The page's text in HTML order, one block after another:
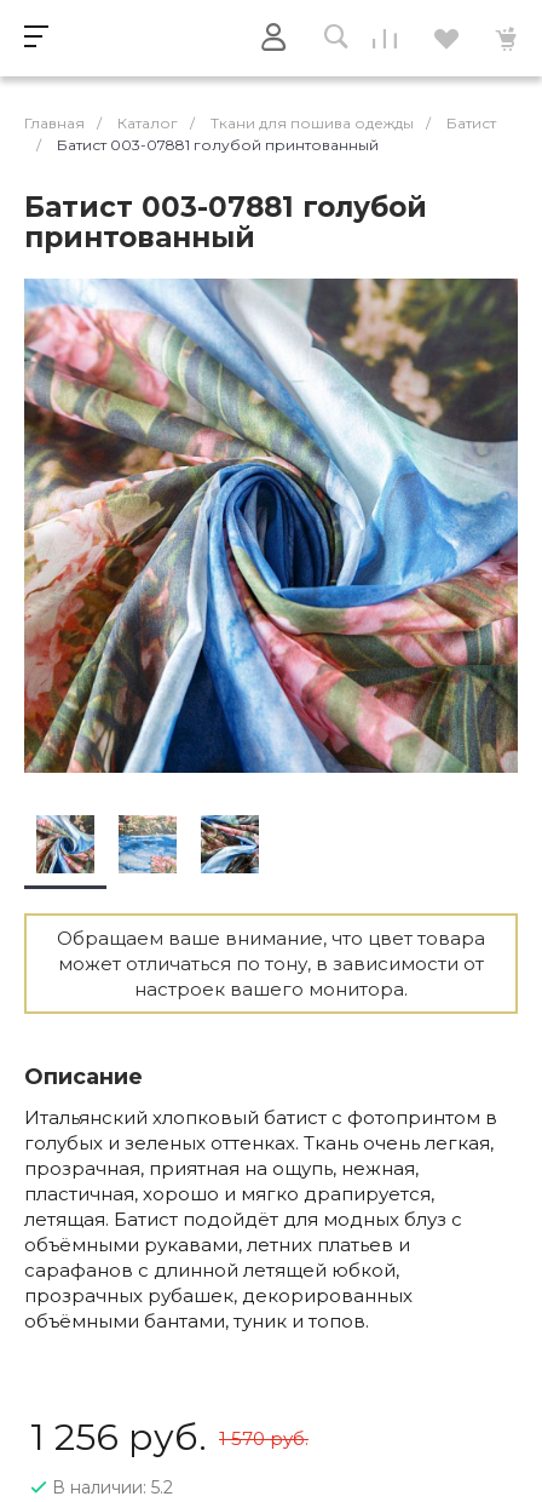
Главная / Каталог / Ткани для пошива одежды /
Батист
/
Батист 003-07881 голубой принтованный
Батист 003-07881 голубой
принтованный
Обращаем ваше внимание, что цвет товара
может отличаться по тону, в зависимости от
настроек вашего монитора.
Описание
Итальянский хлопковый батист с фотопринтом в
голубых и зеленых оттенках. Ткань очень легкая,
прозрачная, приятная на ощупь, нежная,
пластичная, хорошо и мягко драпируется,
летящая. Батист подойдёт для модных блуз с
объёмными рукавами, летних платьев и
сарафанов с длинной летящей юбкой,
прозрачных рубашек, декорированных
объёмными бантами, туник и топов.
1 256 руб. 1 570 руб.
В наличии: 5.2